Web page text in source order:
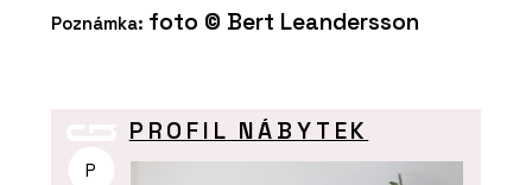
Poznámka: foto © Bert Leandersson
P
PROFIL NÁBYTEK